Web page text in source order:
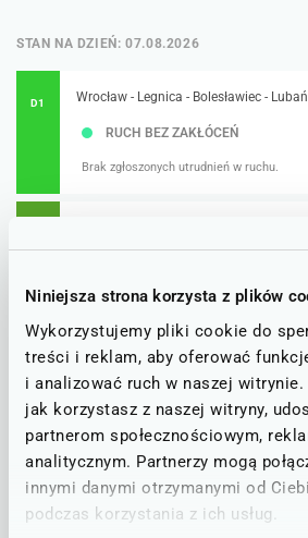
Niniejsza strona korzysta z plików
Wykorzystujemy pliki cookie do
treści i reklam, aby oferować
i analizować ruch w naszej
jak korzystasz z naszej witryny,
partnerom społecznościowym,
analitycznym. Partnerzy mogą
innymi danymi otrzymanymi od
podczas korzystania z ich usług.
STAN NA DZIEŃ: 07.08.2026
D1 Wrocław - Legnica - Bolesławiec - Lubań
Brak zgłoszonych utrudnień w ruchu.
RUCH BEZ ZAKŁÓCEŃ
Görlitz - Bischofswerda - Dresden
Görlitz/Reichenbach (Oberlausitz)/
29.06.2026).
Rozkład
Bolesławiec-
Zdając sobie sprawę, jak